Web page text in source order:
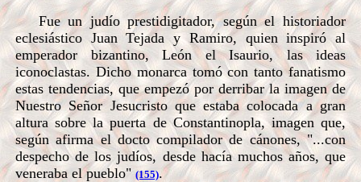
Fue un judío prestidigitador, según el historiador
eclesiástico Juan Tejada y Ramiro, quien inspiró al
emperador bizantino, León el Isaurio, las ideas
iconoclastas. Dicho monarca tomó con tanto fanatismo
estas tendencias, que empezó por derribar la imagen de
Nuestro Señor Jesucristo que estaba colocada a gran
altura sobre la puerta de Constantinopla, imagen que,
según afirma el docto compilador de cánones, "...con
despecho de los judíos, desde hacía muchos años, que
veneraba el pueblo" (155).